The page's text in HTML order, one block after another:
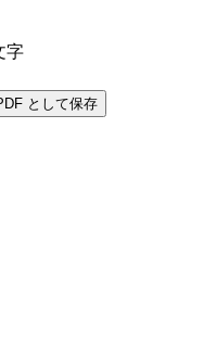
字
として保存